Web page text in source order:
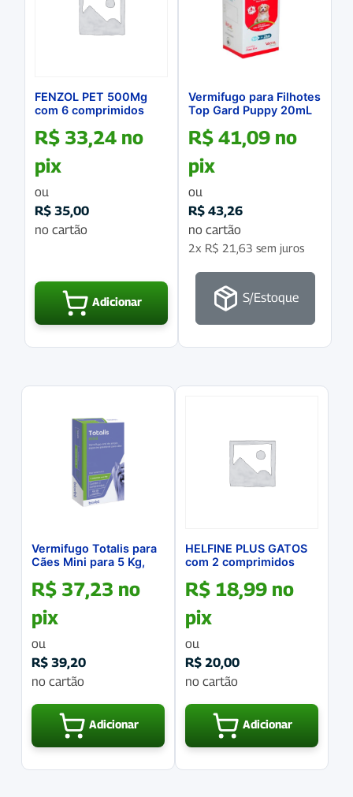
FENZOL PET 500Mg
com 6 comprimidos
R$ 33,24 no
pix
ou
R$ 35,00
no cartão
Adicionar
Vermifugo para Filhotes
Top Gard Puppy 20mL
R$ 41,09 no
pix
ou
R$ 43,26
no cartão
2x R$ 21,63 sem juros
S/Estoque
Vermifugo Totalis para
Cães Mini para 5 Kg,
Comprimidos
R$ 37,23 no
pix
ou
R$ 39,20
no cartão
Adicionar
HELFINE PLUS GATOS
com 2 comprimidos
R$ 18,99 no
pix
ou
R$ 20,00
no cartão
Adicionar